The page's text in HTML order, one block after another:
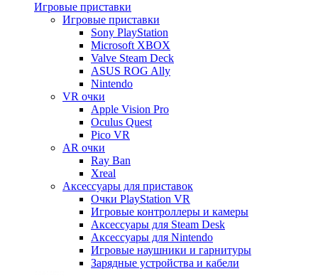
Игровые приставки
Игровые приставки
Sony PlayStation
Microsoft XBOX
Valve Steam Deck
ASUS ROG Ally
Nintendo
VR очки
Apple Vision Pro
Oculus Quest
Pico VR
AR очки
Ray Ban
Xreal
Аксессуары для приставок
Очки PlayStation VR
Игровые контроллеры и камеры
Аксессуары для Steam Desk
Аксессуары для Nintendo
Игровые наушники и гарнитуры
Зарядные устройства и кабели